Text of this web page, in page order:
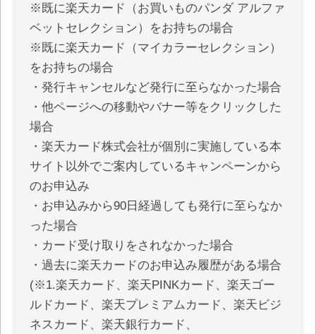
※既に楽天カード（お買いものパンダ アルファ
ベットセレクション）をお持ちの場合
※既に楽天カード（マイカラーセレクション）
をお持ちの場合
・発行キャンセルなど発行に至らなかった場合
・他ページへの移動やバナー等をクリックした
場合
・楽天カード株式会社が個別に実施している本
サイト以外でご案内しているキャンペーンから
のお申込み
・お申込みから90日経過しても発行に至らなか
った場合
・カード受け取りをされなかった場合
・過去に楽天カードのお申込み履歴がある場合
(※1.楽天カード、楽天PINKカード、楽天ゴー
ルドカード、楽天プレミアムカード、楽天ビジ
ネスカード、楽天銀行カード、